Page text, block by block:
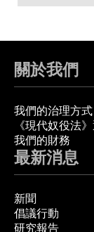
關於我們
我們的治理方式
《現代奴役法
我們的財務
最新消息
新聞
倡議行動
研究報告